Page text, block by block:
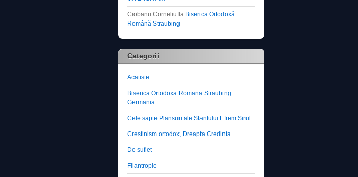
Ciobanu Corneliu la Biserica Ortodoxă
Română Straubing
Categorii
Acatiste
Biserica Ortodoxa Romana Straubing
Germania
Cele sapte Plansuri ale Sfantului Efrem Sirul
Crestinism ortodox, Dreapta Credinta
De suflet
Filantropie